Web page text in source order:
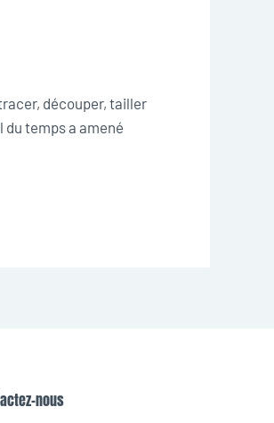
découper, tailler
temps a amené
nous